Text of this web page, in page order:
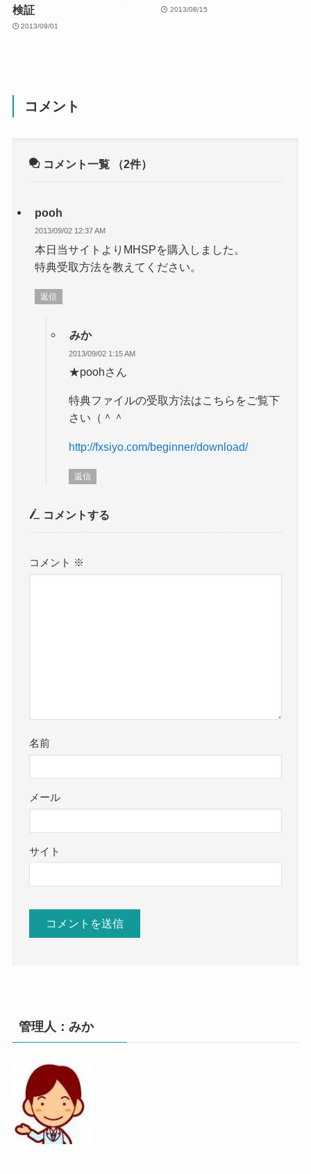
検証
2013/09/01
2013/08/15
コメント
コメント一覧 （2件）
pooh
2013/09/02 12:37 AM
本日当サイトよりMHSPを購入しました。
特典受取方法を教えてください。
返信
みか
2013/09/02 1:15 AM
★poohさん
特典ファイルの受取方法はこちらをご覧下
さい（＾＾
http://fxsiyo.com/beginner/download/
返信
コメントする
コメント ※
名前
メール
サイト
管理人：みか